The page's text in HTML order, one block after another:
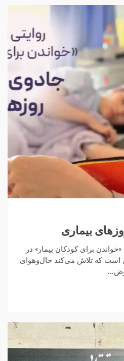
بیماری
مهر ۱۴۰۴ گروه «خواندن برای کودکان بیمار» در
کتاب کودک ۲۸ سال است که تلاش می‌کند حال‌وهوای